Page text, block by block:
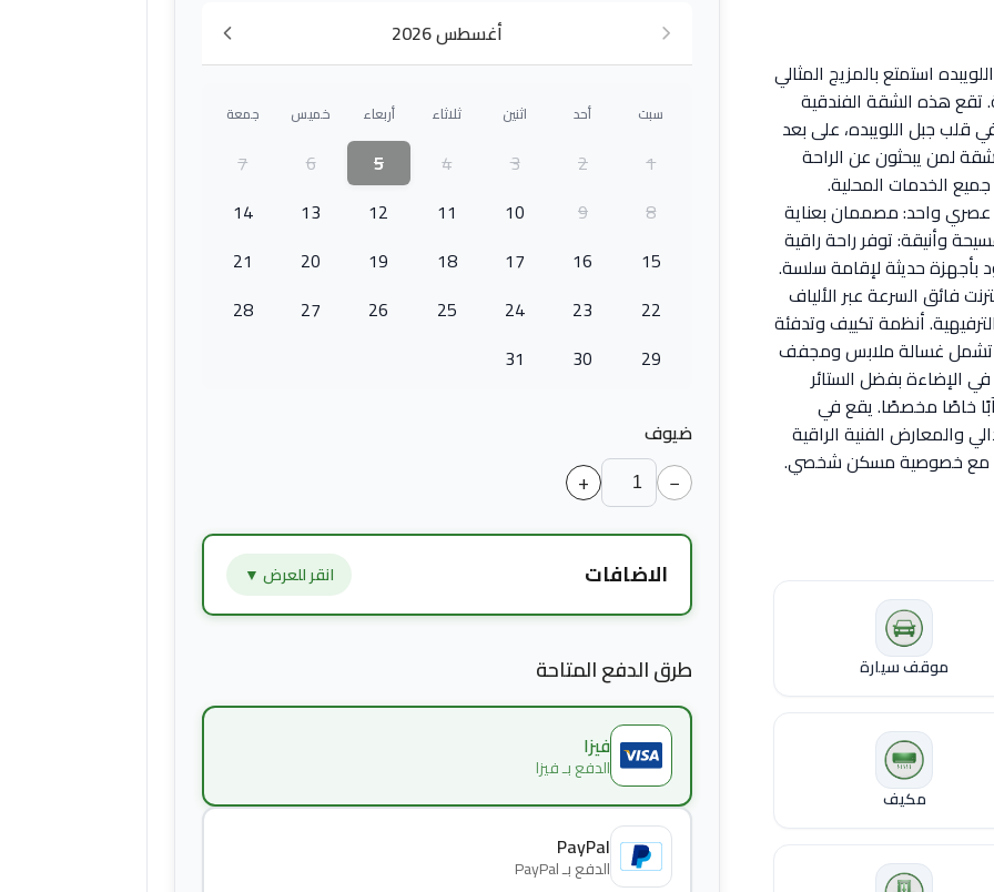
استمتع بالمزيج المثالي
تقع هذه الشقة الفندقية
قلب جبل اللويبده، على بعد
لمن يبحثون عن الراحة
الخدمات المحلية.
عصري واحد: مصممان بعناية
وأنيقة: توفر راحة راقية
بأجهزة حديثة لإقامة سلسة.
فائق السرعة عبر الألياف
أنظمة تكييف وتدفئة
تشمل غسالة ملابس ومجفف
الإضاءة بفضل الستائر
خاصًا مخصصًا. يقع في
والمعارض الفنية الراقية
مع خصوصية مسكن شخصي.
موقف سيارة
مكيف
أغسطس 2026
سبت أحد اثنين ثلاثاء أربعاء خميس جمعة
1
2
3
4
5
6
7
8
9
10
11
12
13
14
15
16
17
18
19
20
21
22
23
24
25
26
27
28
29
30
31
ضيوف
−
+
الاضافات انقر للعرض ▼
كرسي اطفال
منشفة إضافية $2.80
−
+
غطاء سرير اضافي
طرق الدفع المتاحة
فيزا
الدفع بـ فيزا
PayPal
الدفع بـ PayPal